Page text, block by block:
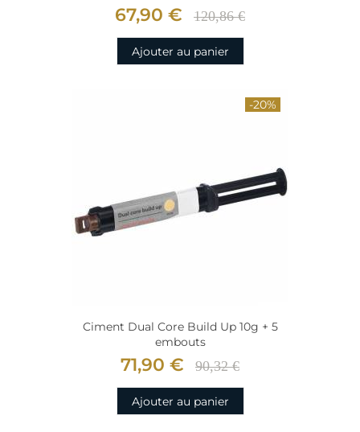
67,90 € 120,86 €
Ajouter au panier
-20%
Ciment Dual Core Build Up 10g + 5
embouts
71,90 € 90,32 €
Ajouter au panier